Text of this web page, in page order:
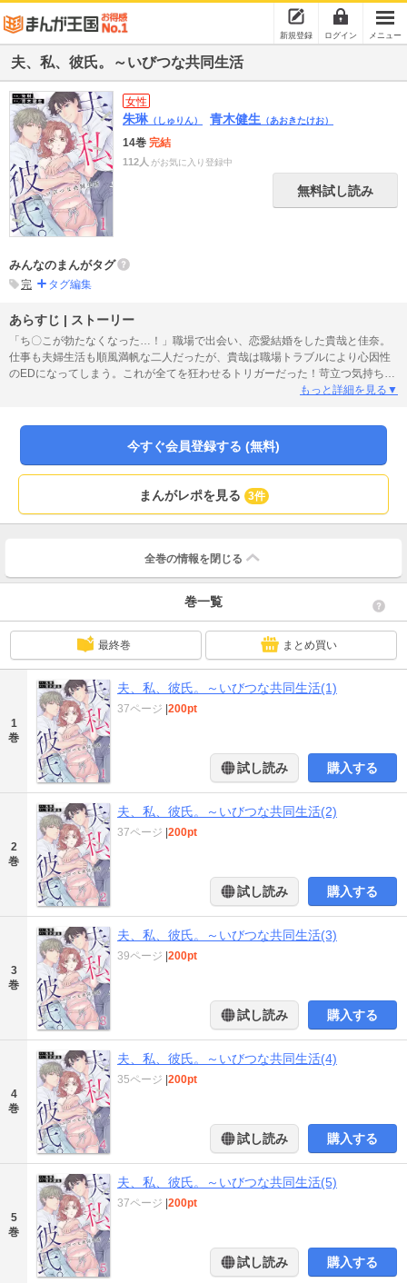
新規登録 ログイン メニュー
夫、私、彼氏。～いびつな共同生活
女性
朱琳 （しゅりん） 青木健生 （あおきたけお）
14巻 完結
112人 がお気に入り登録中
無料試し読み
みんなのまんがタグ
完 タグ編集
あらすじ | ストーリー
「ち〇こが勃たなくなった…！」職場で出会い、恋愛結婚をした貴哉と佳奈。
仕事も夫婦生活も順風満帆な二人だったが、貴哉は職場トラブルにより心因性
のEDになってしまう。これが全てを狂わせるトリガーだった！苛立つ気持ちを
佳奈にぶつける貴哉。リモートの自宅勤務が始まり貴哉のモラハラは日々激し
ートを始めた佳奈。そこで出会った年下の“いろいろ抜けてる”中舘優人という青
年。彼はのちに佳奈の愛人となり、佳奈と貴哉と三人で暮らすことになる。
――夫、私、彼氏。いびつな関係な三人の生活の先に待つものは…？
もっと詳細を見る▼
今すぐ会員登録する (無料)
まんがレポを見る 3件
全巻の情報を 閉じる
巻一覧
最終巻 まとめ買い
1
巻
夫、私、彼氏。～いびつな共同生活(1)
37ページ 200pt
試し読み 購入する
2
巻
夫、私、彼氏。～いびつな共同生活(2)
37ページ 200pt
試し読み 購入する
3
巻
夫、私、彼氏。～いびつな共同生活(3)
39ページ 200pt
試し読み 購入する
4
巻
夫、私、彼氏。～いびつな共同生活(4)
35ページ 200pt
試し読み 購入する
5
巻
夫、私、彼氏。～いびつな共同生活(5)
37ページ 200pt
試し読み 購入する